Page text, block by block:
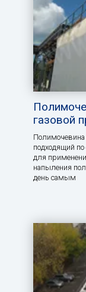
газовой
подходящий
для
напыления
день самым